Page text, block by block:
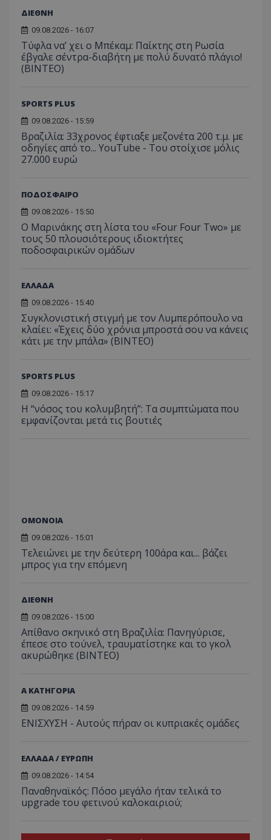
ΔΙΕΘΝΗ
09.08.2026 - 16:07
Τύφλα να’ χει ο Μπέκαμ: Παίκτης στη Ρωσία
έβγαλε σέντρα-διαβήτη με πολύ δυνατό πλάγιο!
(ΒΙΝΤΕΟ)
SPORTS PLUS
09.08.2026 - 15:59
Βραζιλία: 33χρονος έφτιαξε μεζονέτα 200 τ.μ. με
οδηγίες από το... YouTube - Του στοίχισε μόλις
27.000 ευρώ
ΠΟΔΟΣΦΑΙΡΟ
09.08.2026 - 15:50
Ο Μαρινάκης στη λίστα του «Four Four Two» με
τους 50 πλουσιότερους ιδιοκτήτες
ποδοσφαιρικών ομάδων
ΕΛΛΑΔΑ
09.08.2026 - 15:40
Συγκλονιστική στιγμή με τον Λυμπερόπουλο να
κλαίει: «Έχεις δύο χρόνια μπροστά σου να κάνεις
κάτι με την μπάλα» (ΒΙΝΤΕΟ)
SPORTS PLUS
09.08.2026 - 15:17
Η “νόσος του κολυμβητή”: Τα συμπτώματα που
εμφανίζονται μετά τις βουτιές
ΟΜΟΝΟΙΑ
09.08.2026 - 15:01
Τελειώνει με την δεύτερη 100άρα και... βάζει
μπρος για την επόμενη
ΔΙΕΘΝΗ
09.08.2026 - 15:00
Απίθανο σκηνικό στη Βραζιλία: Πανηγύρισε,
έπεσε στο τούνελ, τραυματίστηκε και το γκολ
ακυρώθηκε (BINTEO)
Α ΚΑΤΗΓΟΡΙΑ
09.08.2026 - 14:59
ΕΝΙΣΧΥΣΗ - Αυτούς πήραν οι κυπριακές ομάδες
ΕΛΛΑΔΑ / ΕΥΡΩΠΗ
09.08.2026 - 14:54
Παναθηναϊκός: Πόσο μεγάλο ήταν τελικά το
upgrade του φετινού καλοκαιριού;